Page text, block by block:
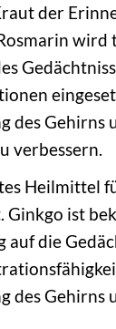
der
des Gehirns
verbessern.
Heilmittel
Ginkgo ist
auf die
des Gehirns